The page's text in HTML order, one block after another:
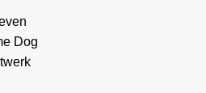
Dog